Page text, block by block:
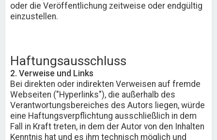
oder die Veröffentlichung zeitweise oder endgültig
einzustellen.
Haftungsausschluss
2. Verweise und Links
Bei direkten oder indirekten Verweisen auf fremde
Webseiten ("Hyperlinks"), die außerhalb des
Verantwortungsbereiches des Autors liegen, würde
eine Haftungsverpflichtung ausschließlich in dem
Fall in Kraft treten, in dem der Autor von den Inhalten
Kenntnis hat und es ihm technisch möglich und